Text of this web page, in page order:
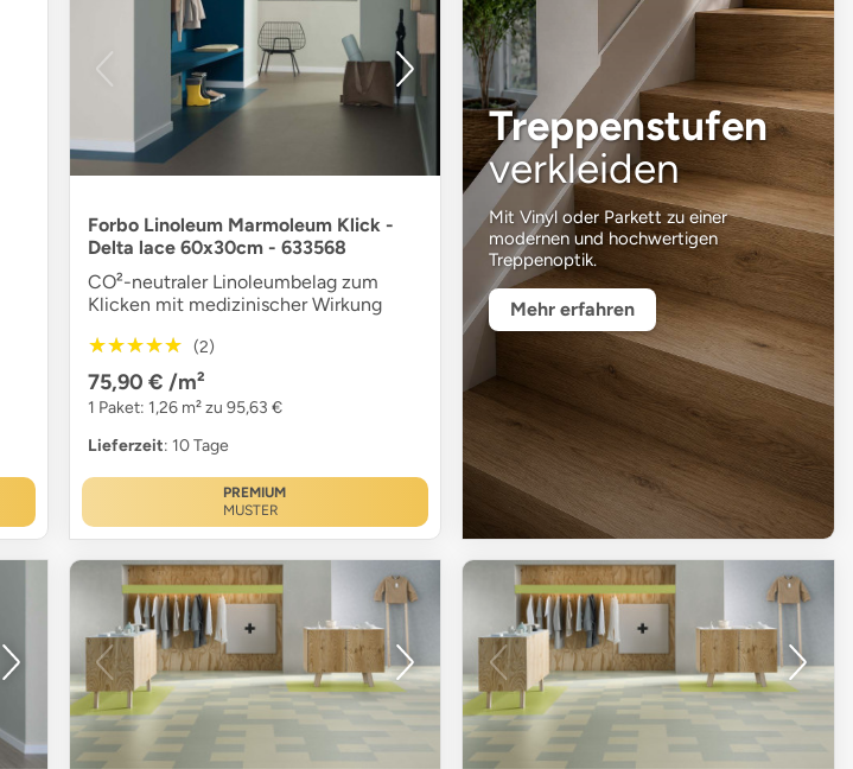
Forbo Linoleum Marmoleum Klick -
Delta lace 60x30cm - 633568
CO²-neutraler Linoleumbelag zum
Klicken mit medizinischer Wirkung
★★★★★
★★★★★ (2)
75,90 € /m²
1 Paket: 1,26 m² zu 95,63 €
Lieferzeit: 10 Tage
PREMIUM
MUSTER
Treppenstufen
verkleiden
Mit Vinyl oder Parkett zu einer
modernen und hochwertigen
Treppenoptik.
Mehr erfahren